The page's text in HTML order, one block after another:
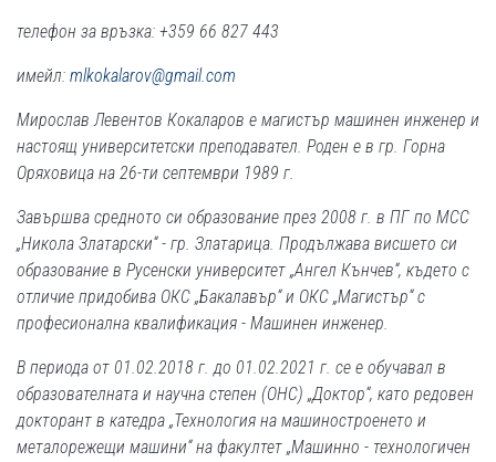
телефон за връзка: +359 66 827 443
имейл: mlkokalarov@gmail.com
Мирослав Левентов Кокаларов е магистър машинен инженер и
настоящ университетски преподавател. Роден е в гр. Горна
Оряховица на 26-ти септември 1989 г.
Завършва средното си образование през 2008 г. в ПГ по МСС
„Никола Златарски“ - гр. Златарица. Продължава висшето си
образование в Русенски университет „Ангел Кънчев“, където с
отличие придобива ОКС „Бакалавър“ и ОКС „Магистър“ с
професионална квалификация - Машинен инженер.
В периода от 01.02.2018 г. до 01.02.2021 г. се е обучавал в
образователната и научна степен (ОНС) „Доктор“, като редовен
докторант в катедра „Технология на машиностроенето и
металорежещи машини“ на факултет „Машинно - технологичен